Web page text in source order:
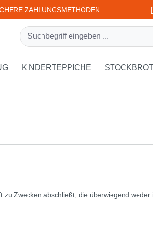
ZAHLUNGSMETHODEN
EDUPLAY
der Kategorie WEPLAY
KINDERTEPPICHE
Zwecken abschließt, die überwiegend